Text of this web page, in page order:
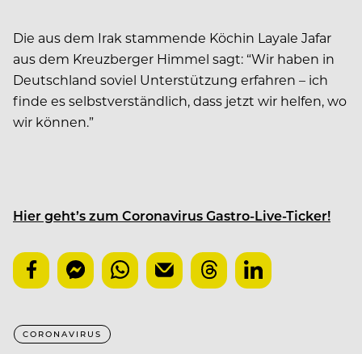
Die aus dem Irak stammende Köchin Layale Jafar
aus dem Kreuzberger Himmel sagt: “Wir haben in
Deutschland soviel Unterstützung erfahren – ich
finde es selbstverständlich, dass jetzt wir helfen, wo
wir können.”
Hier geht’s zum Coronavirus Gastro-Live-Ticker!
CORONAVIRUS